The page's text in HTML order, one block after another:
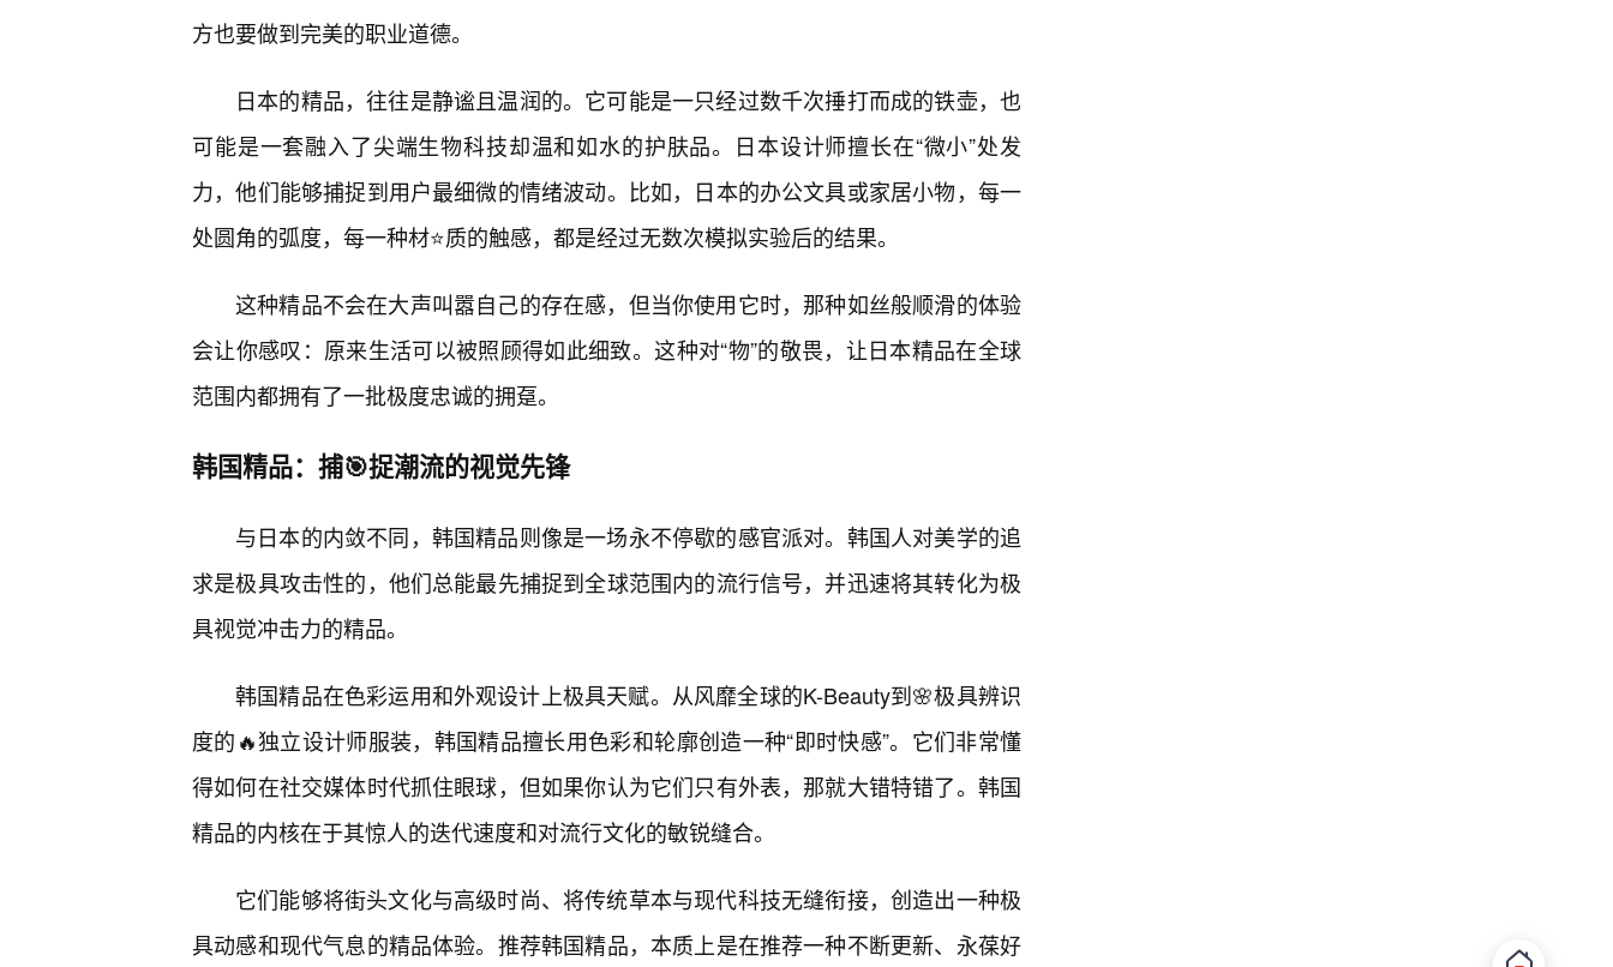
方也要做到完美的职业道德。
日本的精品，往往是静谧且温润的。它可能是一只经过数千次捶打而成的铁壶，也
可能是一套融入了尖端生物科技却温和如水的护肤品。日本设计师擅长在“微小”处发
力，他们能够捕捉到用户最细微的情绪波动。比如，日本的办公文具或家居小物，每一
处圆角的弧度，每一种材⭐质的触感，都是经过无数次模拟实验后的结果。
这种精品不会在大声叫嚣自己的存在感，但当你使用它时，那种如丝般顺滑的体验
会让你感叹：原来生活可以被照顾得如此细致。这种对“物”的敬畏，让日本精品在全球
范围内都拥有了一批极度忠诚的拥趸。
韩国精品：捕🎯捉潮流的视觉先锋
与日本的内敛不同，韩国精品则像是一场永不停歇的感官派对。韩国人对美学的追
求是极具攻击性的，他们总能最先捕捉到全球范围内的流行信号，并迅速将其转化为极
具视觉冲击力的精品。
韩国精品在色彩运用和外观设计上极具天赋。从风靡全球的K-Beauty到🌸极具辨识
度的🔥独立设计师服装，韩国精品擅长用色彩和轮廓创造一种“即时快感”。它们非常懂
得如何在社交媒体时代抓住眼球，但如果你认为它们只有外表，那就大错特错了。韩国
精品的内核在于其惊人的迭代速度和对流行文化的敏锐缝合。
它们能够将街头文化与高级时尚、将传统草本与现代科技无缝衔接，创造出一种极
具动感和现代气息的精品体验。推荐韩国精品，本质上是在推荐一种不断更新、永葆好